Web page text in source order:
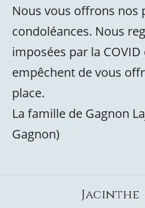
Nous vous offrons nos
condoléances. Nous
imposées par la
empêchent de vous
place.
La famille de Gagnon
Gagnon)
Jacinthe